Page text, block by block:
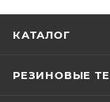
КАТАЛОГ
РЕЗИНОВЫЕ